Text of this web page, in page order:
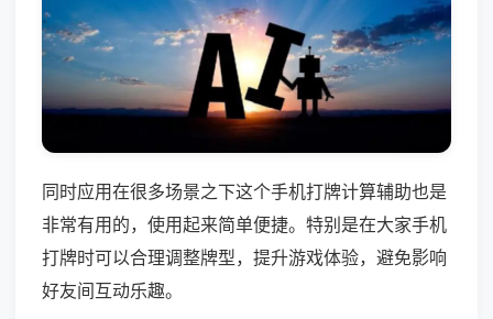
同时应用在很多场景之下这个手机打牌计算辅助也是
非常有用的，使用起来简单便捷。特别是在大家手机
打牌时可以合理调整牌型，提升游戏体验，避免影响
好友间互动乐趣。